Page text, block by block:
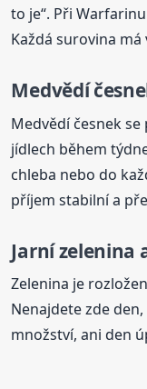
to je“. Při
Každá surovina
Medvědí
Medvědí česnek
jídlech během
chleba nebo do
příjem stabilní a
Jarní zelenina
Zelenina je
Nenajdete zde
množství, ani den